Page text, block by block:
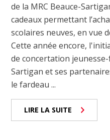
de la MRC Beauce-
cadeaux permettant
scolaires neuves, en vue
Cette année encore,
de concertation
Sartigan et ses
le fardeau ...
LIRE LA SUITE